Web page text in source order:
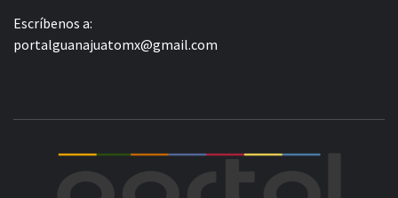
Escríbenos a:
portalguanajuatomx@gmail.com